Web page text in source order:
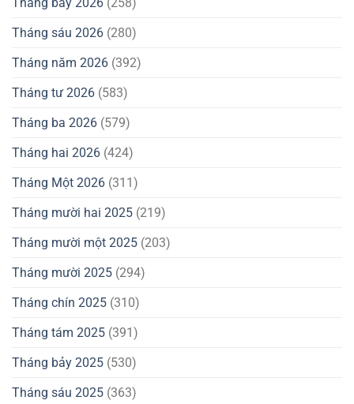
Tháng sáu 2026 (280)
Tháng năm 2026 (392)
Tháng tư 2026 (583)
Tháng ba 2026 (579)
Tháng hai 2026 (424)
Tháng Một 2026 (311)
Tháng mười hai 2025 (219)
Tháng mười một 2025 (203)
Tháng mười 2025 (294)
Tháng chín 2025 (310)
Tháng tám 2025 (391)
Tháng bảy 2025 (530)
Tháng sáu 2025 (363)